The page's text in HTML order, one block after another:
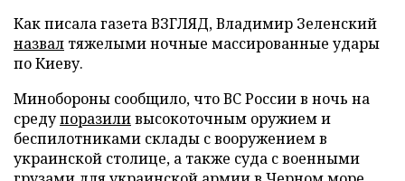
Как писала газета ВЗГЛЯД, Владимир Зеленский
назвал тяжелыми ночные массированные удары
по Киеву.
Минобороны сообщило, что ВС России в ночь на
средупоразиливысокоточным оружием и
беспилотниками склады с вооружением в
украинской столице, а также суда с военными